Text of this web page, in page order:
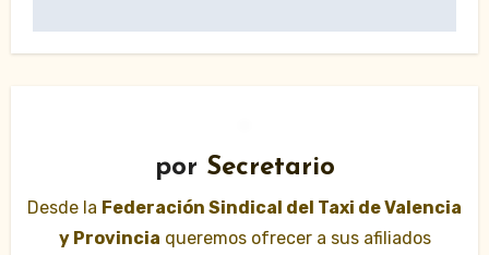
por Secretario
Desde la Federación Sindical del Taxi de Valencia
y Provincia queremos ofrecer a sus afiliados